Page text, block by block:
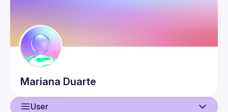
Mariana Duarte
User